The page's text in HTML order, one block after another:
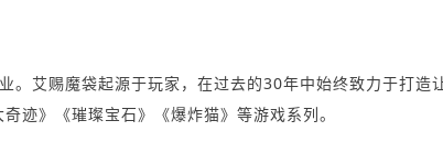
艾赐魔袋起源于玩家，在过去的30年中始终致力于打
迹》《璀璨宝石》《爆炸猫》等游戏系列。